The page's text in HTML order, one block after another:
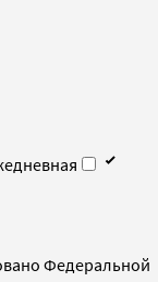
Федеральной